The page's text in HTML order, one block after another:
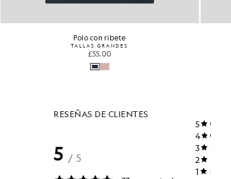
Polo con ribete
TALLAS GRANDES
£55.00